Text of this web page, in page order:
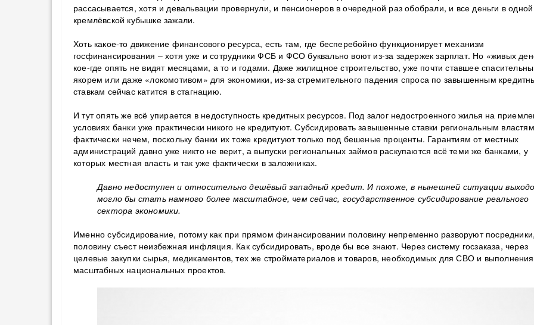
рассасывается, хотя и девальвации провернули, и пенсионеров в очередной раз обобрали, и все деньги в одной
кремлёвской кубышке зажали.
Хоть какое-то движение финансового ресурса, есть там, где бесперебойно функционирует механизм
госфинансирования – хотя уже и сотрудники ФСБ и ФСО буквально воют из-за задержек зарплат. Но «живых
кое-где опять не видят месяцами, а то и годами. Даже жилищное строительство, уже почти ставшее
якорем или даже «локомотивом» для экономики, из-за стремительного падения спроса по завышенным
ставкам сейчас катится в стагнацию.
И тут опять же всё упирается в недоступность кредитных ресурсов. Под залог недостроенного жилья на
условиях банки уже практически никого не кредитуют. Субсидировать завышенные ставки региональным властям
фактически нечем, поскольку банки их тоже кредитуют только под бешеные проценты. Гарантиям от местных
администраций давно уже никто не верит, а выпуски региональных займов раскупаются всё теми же банками, у
которых местная власть и так уже фактически в заложниках.
Давно недоступен и относительно дешёвый западный кредит. И похоже, в нынешней ситуации
могло бы стать намного более масштабное, чем сейчас, государственное субсидирование реального
сектора экономики.
Именно субсидирование, потому как при прямом финансировании половину непременно разворуют
половину съест неизбежная инфляция. Как субсидировать, вроде бы все знают. Через систему госзаказа, через
целевые закупки сырья, медикаментов, тех же стройматериалов и товаров, необходимых для СВО и выполнения
масштабных национальных проектов.